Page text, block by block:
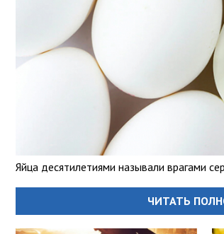
Яйца десятилетиями называли врагами
ЧИТАТЬ